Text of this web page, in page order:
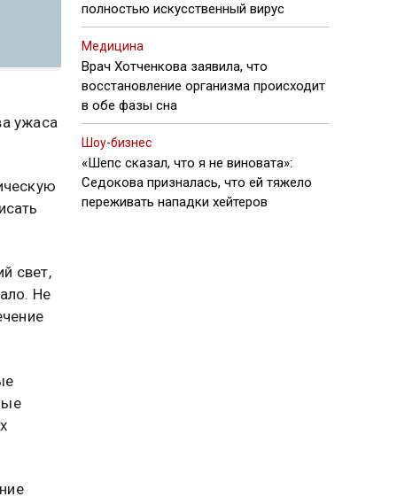
ужаса
свет,
Не
полностью искусственный вирус
Медицина
Врач Хотченкова заявила, что
восстановление организма происходит
в обе фазы сна
Шоу-бизнес
«Шепс сказал, что я не виновата»:
Седокова призналась, что ей тяжело
переживать нападки хейтеров